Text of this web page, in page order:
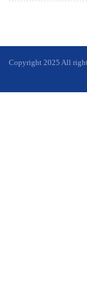
Copyright 2025 All